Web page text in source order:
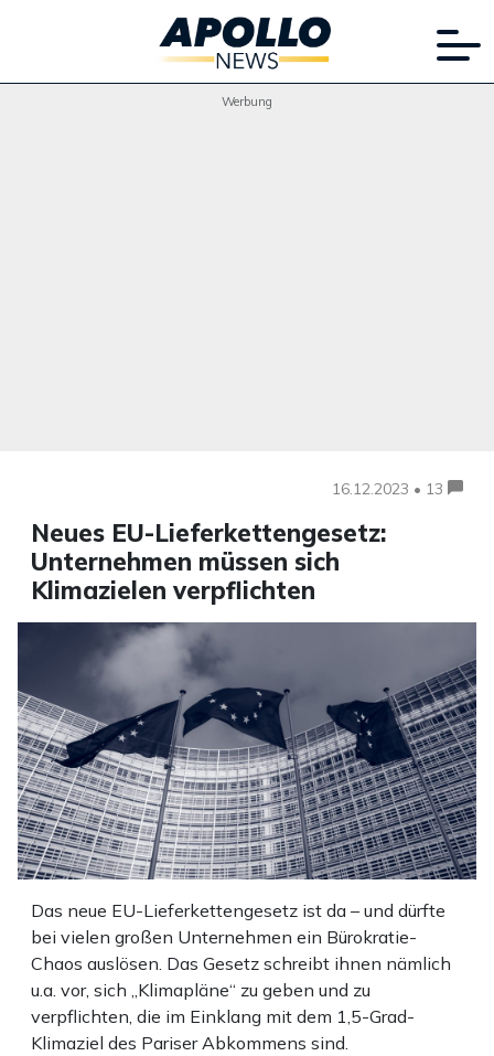
Werbung
16.12.2023 • 13
Neues EU-Lieferkettengesetz:
Unternehmen müssen sich
Klimazielen verpflichten
Das neue EU-Lieferkettengesetz ist da – und dürfte
bei vielen großen Unternehmen ein Bürokratie-
Chaos auslösen. Das Gesetz schreibt ihnen nämlich
u.a. vor, sich „Klimapläne“ zu geben und zu
verpflichten, die im Einklang mit dem 1,5-Grad-
Klimaziel des Pariser Abkommens sind.